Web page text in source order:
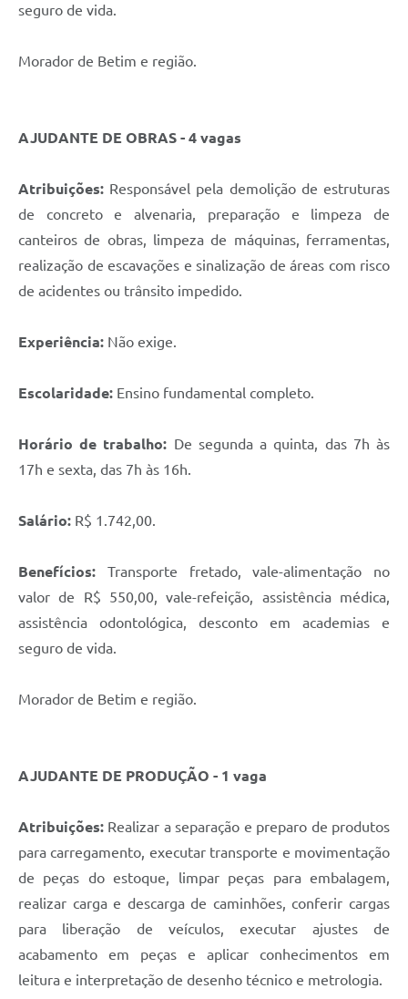
seguro de vida.
Morador de Betim e região.
AJUDANTE DE OBRAS - 4 vagas
Atribuições: Responsável pela demolição de estruturas
de concreto e alvenaria, preparação e limpeza de
canteiros de obras, limpeza de máquinas, ferramentas,
realização de escavações e sinalização de áreas com risco
de acidentes ou trânsito impedido.
Experiência: Não exige.
Escolaridade: Ensino fundamental completo.
Horário de trabalho: De segunda a quinta, das 7h às
17h e sexta, das 7h às 16h.
Salário: R$ 1.742,00.
Benefícios: Transporte fretado, vale-alimentação no
valor de R$ 550,00, vale-refeição, assistência médica,
assistência odontológica, desconto em academias e
seguro de vida.
Morador de Betim e região.
AJUDANTE DE PRODUÇÃO - 1 vaga
Atribuições: Realizar a separação e preparo de produtos
para carregamento, executar transporte e movimentação
de peças do estoque, limpar peças para embalagem,
realizar carga e descarga de caminhões, conferir cargas
para liberação de veículos, executar ajustes de
acabamento em peças e aplicar conhecimentos em
leitura e interpretação de desenho técnico e metrologia.